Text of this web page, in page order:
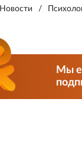
Новости /
Мы